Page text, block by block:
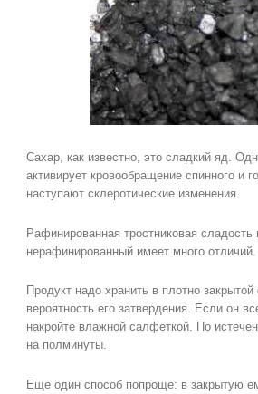
Сахар, как известно, это сладкий яд.
активирует кровообращение спинного и
наступают склеротические изменения.
Рафинированная тростниковая
нерафинированный имеет много отличий.
Продукт надо хранить в плотно
вероятность его затвердения. Если он
накройте влажной салфеткой. По
на полминуты.
Еще один способ попроще: в закрытую